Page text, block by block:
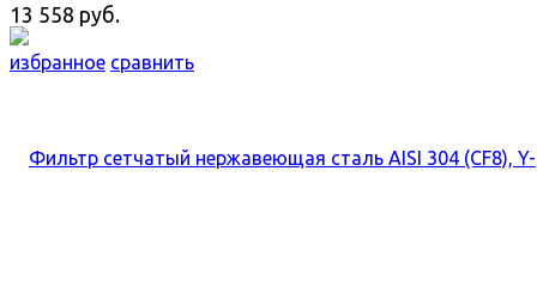
избранное сравнить
13 558 руб.